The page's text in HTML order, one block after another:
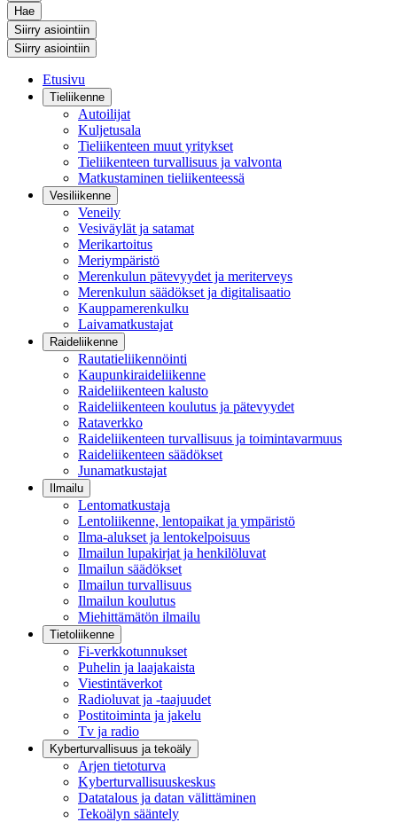
Hae
Siirry asiointiin
Siirry asiointiin
Etusivu
Tieliikenne
Autoilijat
Kuljetusala
Tieliikenteen muut yritykset
Tieliikenteen turvallisuus ja valvonta
Matkustaminen tieliikenteessä
Vesiliikenne
Veneily
Vesiväylät ja satamat
Merikartoitus
Meriympäristö
Merenkulun pätevyydet ja meriterveys
Merenkulun säädökset ja digitalisaatio
Kauppamerenkulku
Laivamatkustajat
Raideliikenne
Rautatieliikennöinti
Kaupunkiraideliikenne
Raideliikenteen kalusto
Raideliikenteen koulutus ja pätevyydet
Rataverkko
Raideliikenteen turvallisuus ja toimintavarmuus
Raideliikenteen säädökset
Junamatkustajat
Ilmailu
Lentomatkustaja
Lentoliikenne, lentopaikat ja ympäristö
Ilma-alukset ja lentokelpoisuus
Ilmailun lupakirjat ja henkilöluvat
Ilmailun säädökset
Ilmailun turvallisuus
Ilmailun koulutus
Miehittämätön ilmailu
Tietoliikenne
Fi-verkkotunnukset
Puhelin ja laajakaista
Viestintäverkot
Radioluvat ja -taajuudet
Postitoiminta ja jakelu
Tv ja radio
Kyberturvallisuus ja tekoäly
Arjen tietoturva
Kyberturvallisuuskeskus
Datatalous ja datan välittäminen
Tekoälyn sääntely